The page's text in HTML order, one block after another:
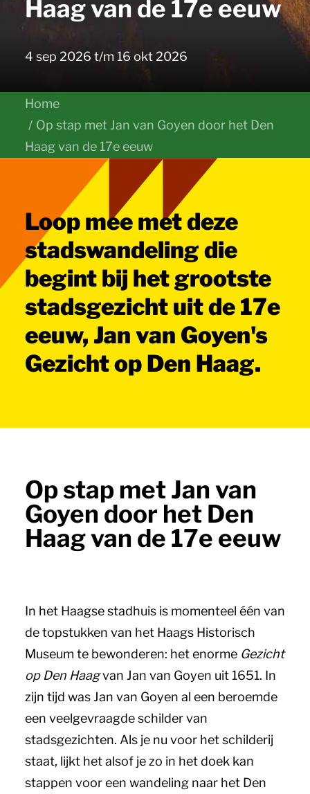
Haag van de 17e eeuw
4 sep 2026 t/m 16 okt 2026
Home
Op stap met Jan van Goyen door het Den
Haag van de 17e eeuw
Loop mee met deze
stadswandeling die
begint bij het grootste
stadsgezicht uit de 17e
eeuw, Jan van Goyen's
Gezicht op Den Haag.
Op stap met Jan van
Goyen door het Den
Haag van de 17e eeuw
In het Haagse stadhuis is momenteel één van
de topstukken van het Haags Historisch
Museum te bewonderen: het enorme Gezicht
op Den Haagvan Jan van Goyen uit 1651. In
zijn tijd was Jan van Goyen al een beroemde
een veelgevraagde schilder van
stadsgezichten. Als je nu voor het schilderij
staat, lijkt het alsof je zo in het doek kan
stappen voor een wandeling naar het Den